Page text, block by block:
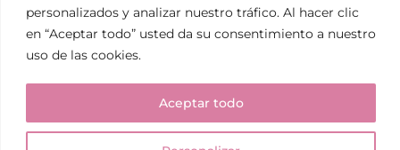
personalizados y analizar nuestro tráfico. Al hacer clic
en “Aceptar todo” usted da su consentimiento a nuestro
uso de las cookies.
Aceptar todo
Aviso legal y Privacidad.Accesibilidad
porCitiservi Media